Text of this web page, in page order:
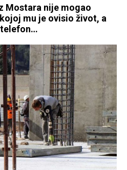
Mostara nije mogao
mu je ovisio život, a
telefon…